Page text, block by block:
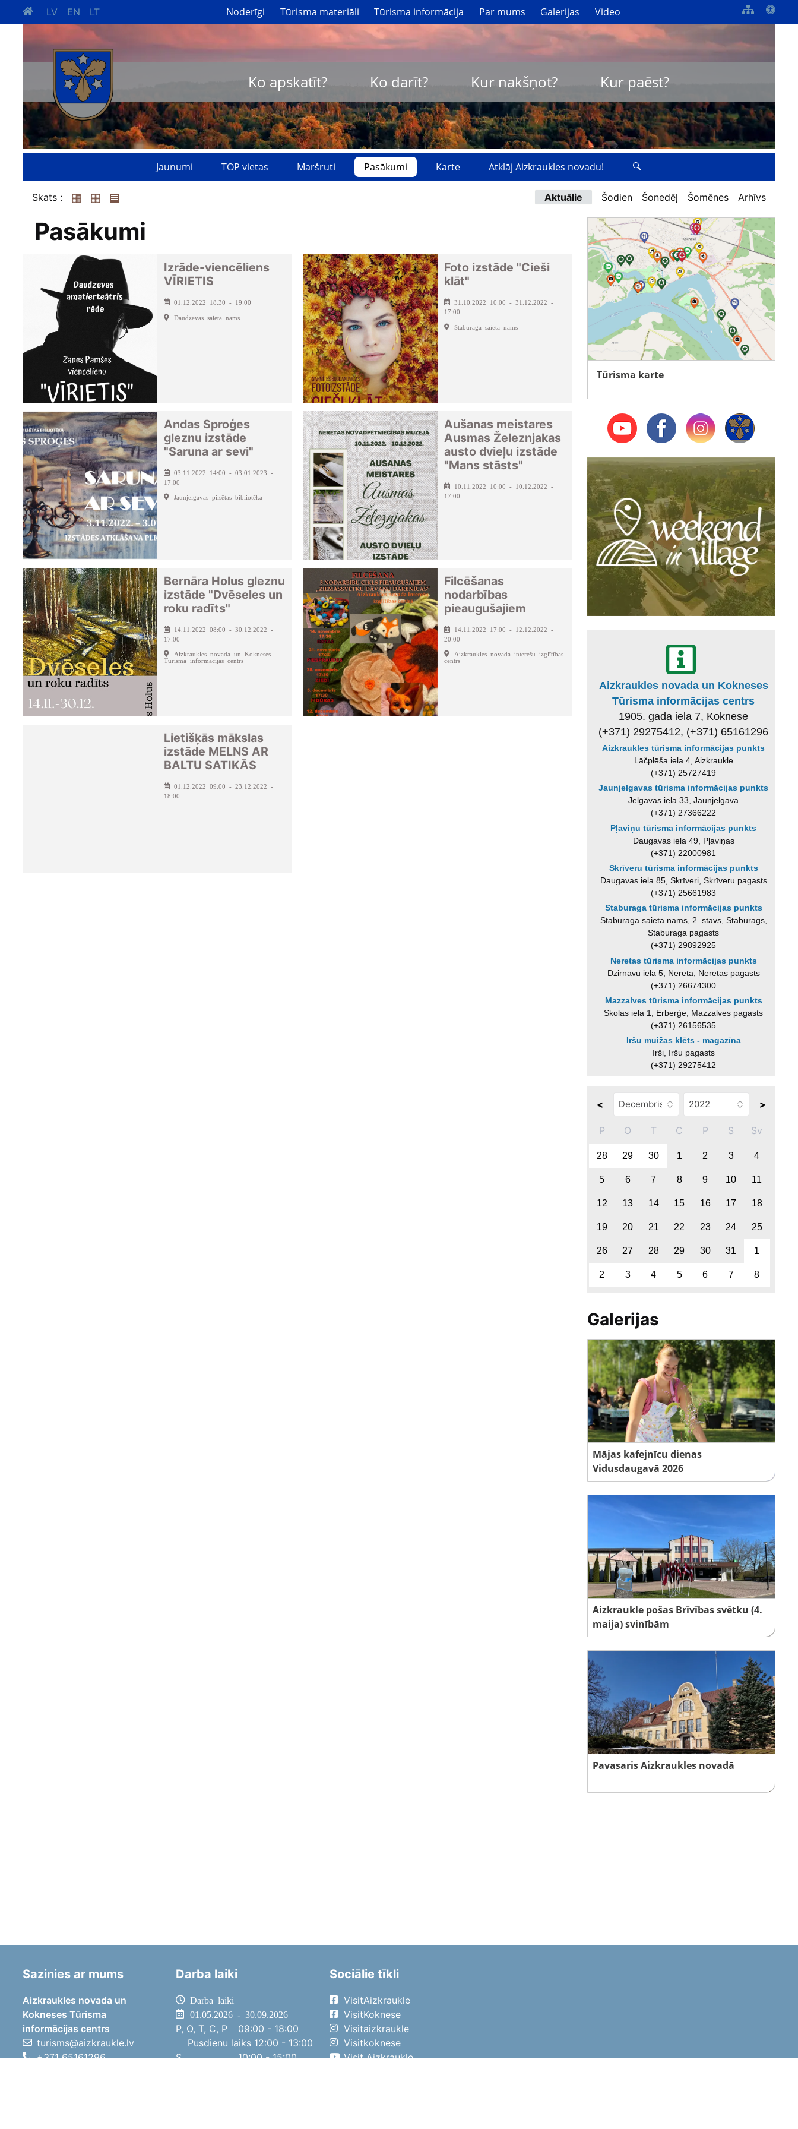
LV EN LT Noderīgi Tūrisma materiāli Tūrisma informācija Par mums Galerijas Video
Ko apskatīt? Ko darīt? Kur nakšņot? Kur paēst?
Jaunumi TOP vietas Maršruti Pasākumi Karte Atklāj Aizkraukles novadu!
Skats : Aktuālie Šodien Šonedēļ Šomēnes Arhīvs
Pasākumi
Izrāde-viencēliens
VĪRIETIS
01.12.2022 18:30 - 19:00
Daudzevas saieta nams
Foto izstāde "Cieši
klāt"
31.10.2022 10:00 - 31.12.2022 -
17:00
Staburaga saieta nams
Andas Sproģes
gleznu izstāde
"Saruna ar sevi"
03.11.2022 14:00 - 03.01.2023 -
17:00
Jaunjelgavas pilsētas bibliotēka
Aušanas meistares
Ausmas Železnjakas
austo dvieļu izstāde
"Mans stāsts"
10.11.2022 10:00 - 10.12.2022 -
17:00
Bernāra Holus gleznu
izstāde "Dvēseles un
roku radīts"
14.11.2022 08:00 - 30.12.2022 -
17:00
Aizkraukles novada un Kokneses
Tūrisma informācijas centrs
Filcēšanas
nodarbības
pieaugušajiem
14.11.2022 17:00 - 12.12.2022 -
20:00
Aizkraukles novada interešu izglītības
centrs
Lietišķās mākslas
izstāde MELNS AR
BALTU SATIKĀS
01.12.2022 09:00 - 23.12.2022 -
18:00
Tūrisma karte
Aizkraukles novada un Kokneses
Tūrisma informācijas centrs
1905. gada iela 7, Koknese
(+371) 29275412, (+371) 65161296
Aizkraukles tūrisma informācijas punkts
Lāčplēša iela 4, Aizkraukle
(+371) 25727419
Jaunjelgavas tūrisma informācijas punkts
Jelgavas iela 33, Jaunjelgava
(+371) 27366222
Pļaviņu tūrisma informācijas punkts
Daugavas iela 49, Pļaviņas
(+371) 22000981
Skrīveru tūrisma informācijas punkts
Daugavas iela 85, Skrīveri, Skrīveru pagasts
(+371) 25661983
Staburaga tūrisma informācijas punkts
Staburaga saieta nams, 2. stāvs, Staburags,
Staburaga pagasts
(+371) 29892925
Neretas tūrisma informācijas punkts
Dzirnavu iela 5, Nereta, Neretas pagasts
(+371) 26674300
Mazzalves tūrisma informācijas punkts
Skolas iela 1, Ērberģe, Mazzalves pagasts
(+371) 26156535
Iršu muižas klēts - magazīna
Irši, Iršu pagasts
(+371) 29275412
< >
P O T C P S Sv
28 29 30 1 2 3 4
5 6 7 8 9 10 11
12 13 14 15 16 17 18
19 20 21 22 23 24 25
26 27 28 29 30 31 1
2 3 4 5 6 7 8
Galerijas
Mājas kafejnīcu dienas
Vidusdaugavā 2026
Aizkraukle pošas Brīvības svētku (4.
maija) svinībām
Pavasaris Aizkraukles novadā
Sazinies ar mums
Aizkraukles novada un
Kokneses Tūrisma
informācijas centrs
turisms@aizkraukle.lv
+371 65161296
Darba laiki
Darba laiki
01.05.2026 - 30.09.2026
P, O, T, C, P
09:00 - 18:00
Pusdienu laiks 12:00 - 13:00
S
10:00 - 15:00
Sociālie tīkli
VisitAizkraukle
VisitKoknese
Visitaizkraukle
Visitkoknese
Visit Aizkraukle